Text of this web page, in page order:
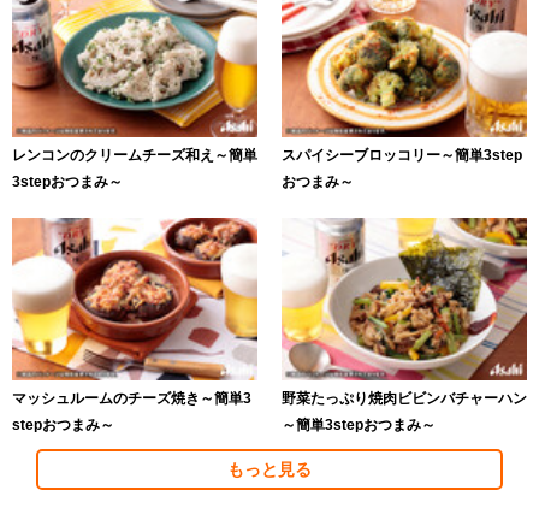
レンコンのクリームチーズ和え～簡単
3stepおつまみ～
スパイシーブロッコリー～簡単3step
おつまみ～
マッシュルームのチーズ焼き～簡単3
stepおつまみ～
野菜たっぷり焼肉ビビンバチャーハン
～簡単3stepおつまみ～
もっと見る